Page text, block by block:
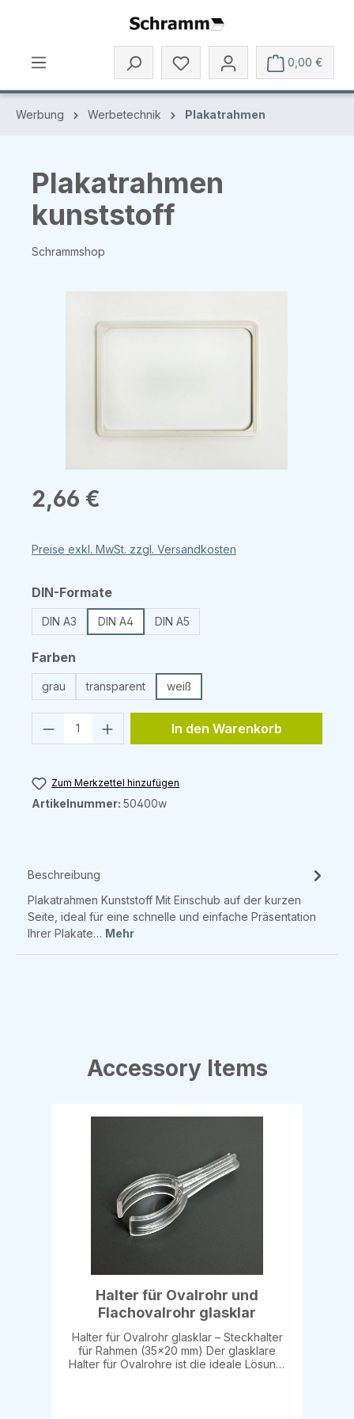
Zum Hauptinhalt springen
0,00 €
Werbung Werbetechnik Plakatrahmen
Plakatrahmen
kunststoff
Schrammshop
Regulärer Preis:
2,66 €
Preise exkl. MwSt. zzgl. Versandkosten
DIN-Formateauswählen
DIN A3 DIN A4 DIN A5
Farben
grau transparent weiß
Produkt Anzahl: Gib den
In den Warenkorb
Zum Merkzettel hinzufügen
Artikelnummer: 50400w
Beschreibung
Plakatrahmen Kunststoff Mit Einschub auf der kurzen
Seite, ideal für eine schnelle und einfache Präsentation
Ihrer Plakate… Mehr
Produktgalerie überspringen
Accessory Items
Halter für Ovalrohr und
Flachovalrohr glasklar
Halter für Ovalrohr glasklar – Steckhalter
für Rahmen (35×20 mm) Der glasklare
Halter für Ovalrohre ist die ideale Lösung,